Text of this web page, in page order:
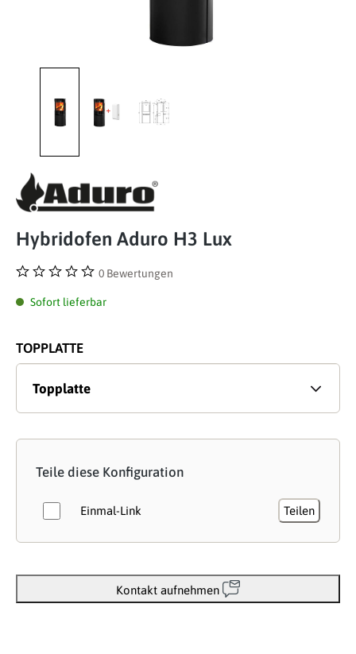
Hybridofen Aduro H3 Lux
0 Bewertungen
Sofort lieferbar
TOPPLATTE
Topplatte
Teile diese Konfiguration
Einmal-Link Teilen
Kontakt aufnehmen